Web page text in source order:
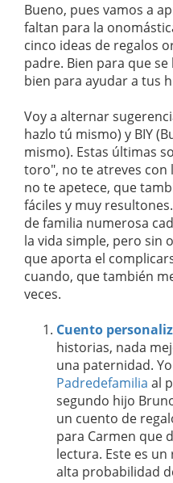
Bueno, pues vamos a
faltan para la
cinco ideas de regalos
padre. Bien para que
bien para ayudar a tus
Voy a alternar
hazlo tú mismo) y BIY
mismo). Estas últimas
toro", no te atreves
no te apetece, que
fáciles y muy
de familia numerosa
la vida simple, pero sin
que aporta el
cuando, que también
veces.
Cuento
historias, nada
una paternidad.
Padredefamilia al
segundo hijo
un cuento de
para Carmen que
lectura. Este es
alta probabilidad